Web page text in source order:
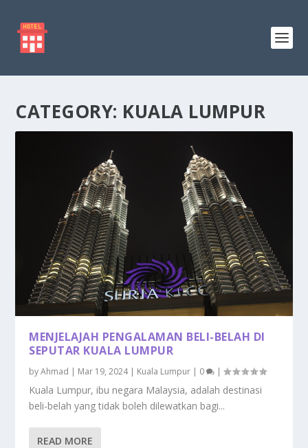
CATEGORY: KUALA LUMPUR
MENJELAJAH PENGALAMAN BELI-BELAH DI
SEPUTAR KUALA LUMPUR
byAhmad | Mar 19, 2024| Kuala Lumpur | 0 |
Kuala Lumpur, ibu negara Malaysia, adalah destinasi
beli-belah yang tidak boleh dilewatkan bagi...
READ MORE